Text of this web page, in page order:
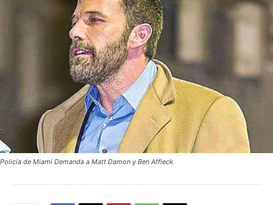
Policía de Miami Demanda a Matt Damon y Ben Affleck